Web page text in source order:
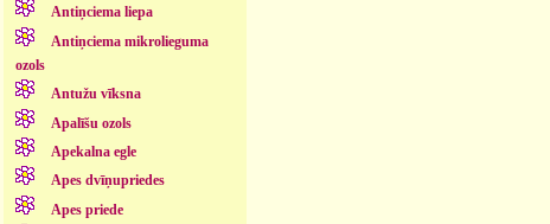
Antiņciema liepa
Antiņciema mikrolieguma
ozols
Antužu vīksna
Apalīšu ozols
Apekalna egle
Apes dvīņupriedes
Apes priede